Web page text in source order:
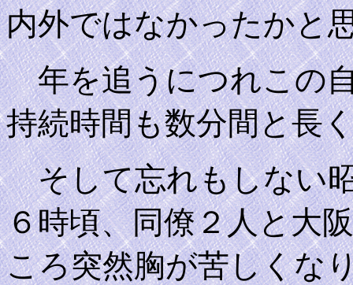
内外ではなかったかと
年を追うにつれこの
持続時間も数分間と長
そして忘れもしない
６時頃、同僚２人と大
ころ突然胸が苦しくな